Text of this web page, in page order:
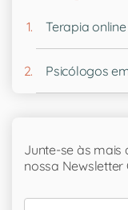
Terapia
Psicólogos
Junte-se às mais
nossa Newsletter